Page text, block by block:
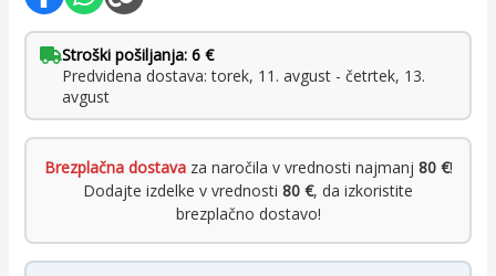
Stroški pošiljanja: 6 €
Predvidena dostava: torek, 11. avgust - četrtek, 13.
avgust
Brezplačna dostavaza naročila v vrednosti najmanj 80 €!
Dodajte izdelke v vrednosti 80 €, da izkoristite
brezplačno dostavo!